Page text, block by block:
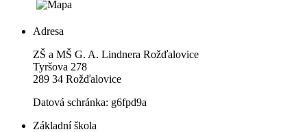
Adresa
ZŠ a MŠ G. A. Lindnera Rožďalovice
Tyršova 278
289 34 Rožďalovice
Datová schránka: g6fpd9a
Základní škola